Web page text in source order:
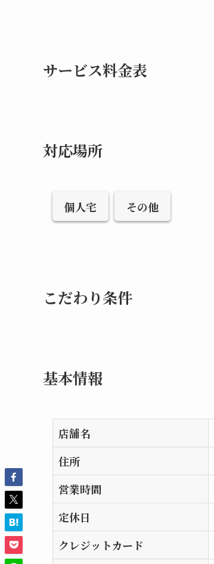
サービス料金表
対応場所
個人宅 その他
こだわり条件
基本情報
店舗名
住所
営業時間
定休日
クレジットカード